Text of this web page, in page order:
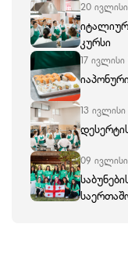
20
კურსი
17 ივლისი
13 ივლისი
09